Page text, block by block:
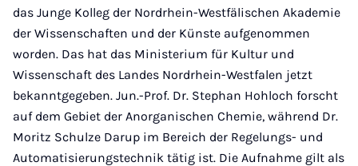
das Junge Kolleg der Nordrhein-Westfälischen Akademie
der Wissenschaften und der Künste aufgenommen
worden. Das hat das Ministerium für Kultur und
Wissenschaft des Landes Nordrhein-Westfalen jetzt
bekanntgegeben. Jun.-Prof. Dr. Stephan Hohloch forscht
auf dem Gebiet der Anorganischen Chemie, während Dr.
Moritz Schulze Darup im Bereich der Regelungs- und
Automatisierungstechnik tätig ist. Die Aufnahme gilt als